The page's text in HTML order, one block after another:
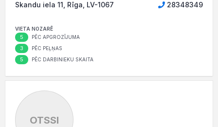
Skandu iela 11, Rīga, LV-1067 28348349
VIETA NOZARĒ
5 PĒC APGROZĪJUMA
3 PĒC PEĻŅAS
5 PĒC DARBINIEKU SKAITA
OTSSI